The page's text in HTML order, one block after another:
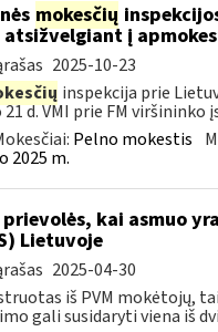
mokesčių
į
2025-10-23
inspekcija prie
d. VMI prie FM viršininko
Pelno mokestis
2025 m.
kai asmuo
Lietuvoje
2025-04-30
iš PVM mokėtojų,
gali susidaryti viena iš